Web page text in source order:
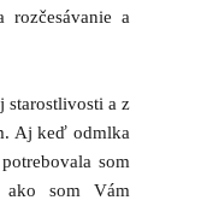
rozčesávanie a
starostlivosti a z
Aj keď odmlka
som
som Vám